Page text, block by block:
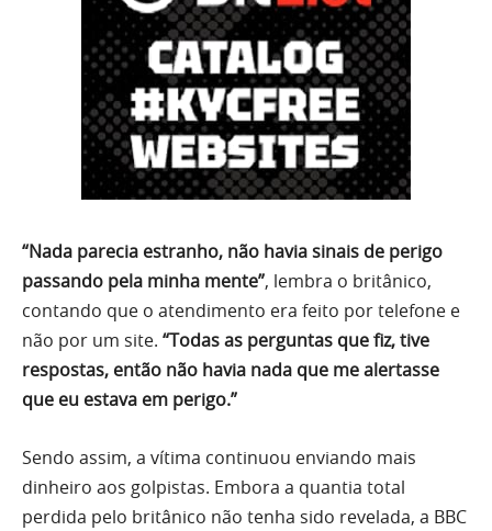
“Nada parecia estranho, não havia sinais de perigo
passando pela minha mente”, lembra o britânico,
contando que o atendimento era feito por telefone e
não por um site. “Todas as perguntas que fiz, tive
respostas, então não havia nada que me alertasse
que eu estava em perigo.”
Sendo assim, a vítima continuou enviando mais
dinheiro aos golpistas. Embora a quantia total
perdida pelo britânico não tenha sido revelada, a BBC